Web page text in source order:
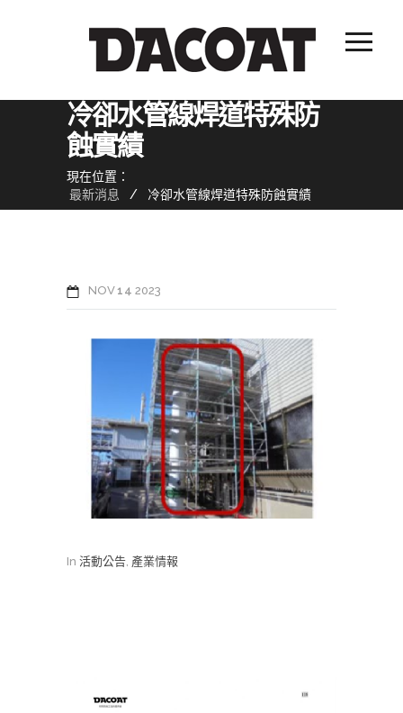
冷卻水管線焊道特殊防
蝕實績
現在位置：
最新消息
/ 冷卻水管線焊道特殊防蝕實績
NOV14 2023
In 活動公告 產業情報